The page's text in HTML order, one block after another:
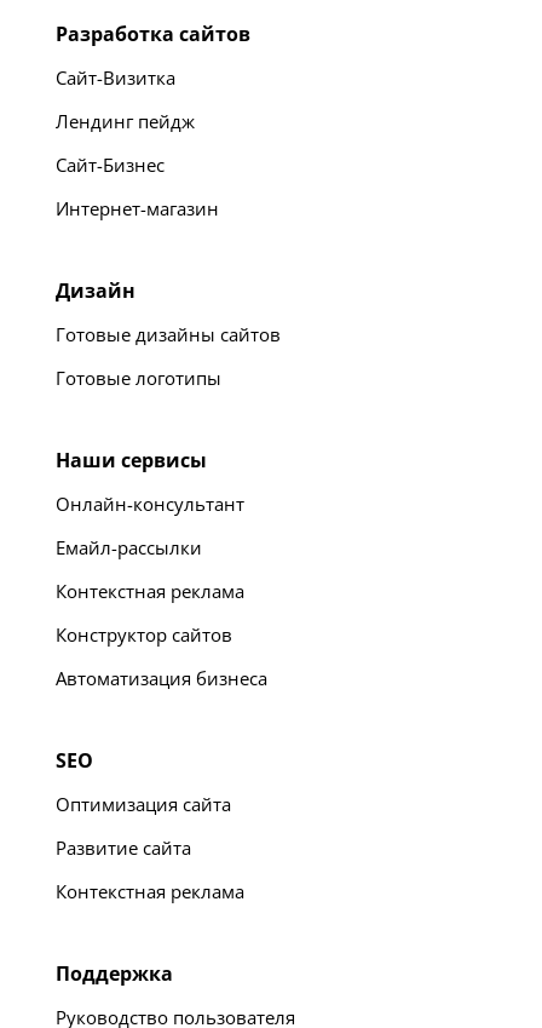
Разработка сайтов
Сайт-Визитка
Лендинг пейдж
Сайт-Бизнес
Интернет-магазин
Дизайн
Готовые дизайны сайтов
Готовые логотипы
Наши сервисы
Онлайн-консультант
Емайл-рассылки
Контекстная реклама
Конструктор сайтов
Автоматизация бизнеса
SEO
Оптимизация сайта
Развитие сайта
Контекстная реклама
Поддержка
Руководство пользователя